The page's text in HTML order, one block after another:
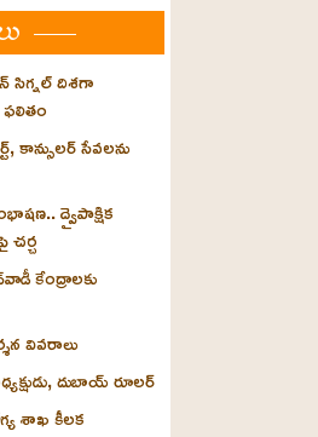
సిగ్నల్ దిశగా
సేవలను
ద్వైపాక్షిక
కేంద్రాలకు
వివరాలు
దుబాయ్ రూలర్
శాఖ కీలక